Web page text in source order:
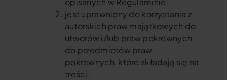
jest uprawniony do korzystania z
autorskich praw majątkowych do
utworów i/lub praw pokrewnych
do przedmiotów praw
pokrewnych, które składają się na
treści;